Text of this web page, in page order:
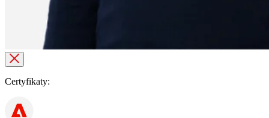
Certyfikaty: